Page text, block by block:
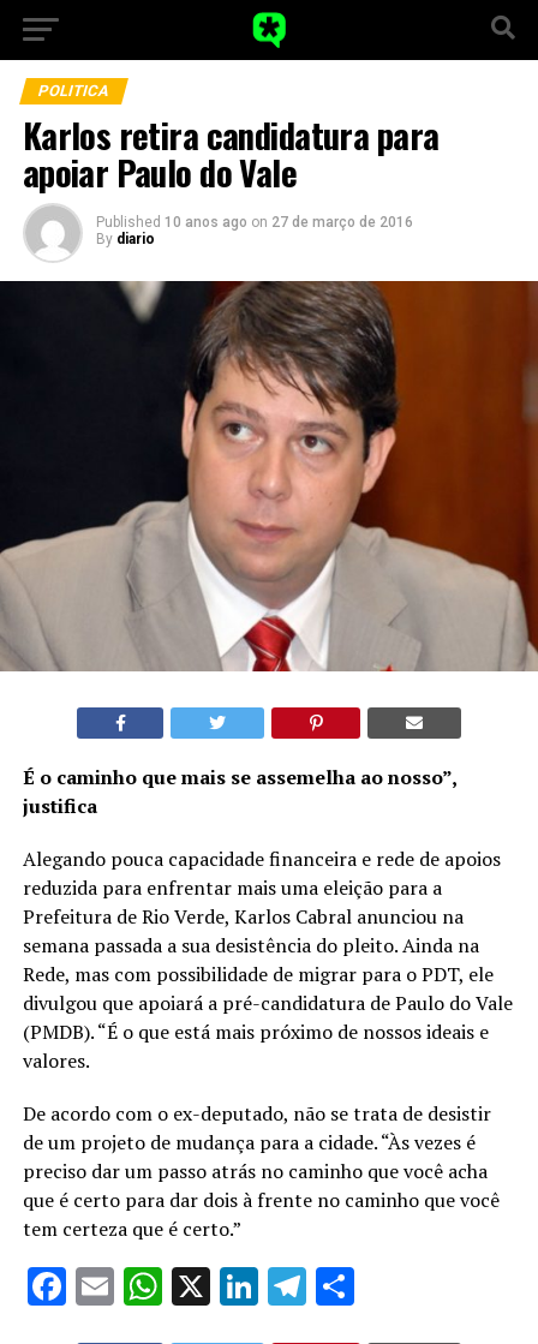
POLITICA
Karlos retira candidatura para
apoiar Paulo do Vale
Published 10 anos ago on 27 de março de 2016
By diario
É o caminho que mais se assemelha ao nosso”,
justifica
Alegando pouca capacidade financeira e rede de apoios
reduzida para enfrentar mais uma eleição para a
Prefeitura de Rio Verde, Karlos Cabral anunciou na
semana passada a sua desistência do pleito. Ainda na
Rede, mas com possibilidade de migrar para o PDT, ele
divulgou que apoiará a pré-candidatura de Paulo do Vale
(PMDB). “É o que está mais próximo de nossos ideais e
valores.
De acordo com o ex-deputado, não se trata de desistir
de um projeto de mudança para a cidade. “Às vezes é
preciso dar um passo atrás no caminho que você acha
que é certo para dar dois à frente no caminho que você
tem certeza que é certo.”
Facebook
EmailWhatsApp
X LinkedIn
Telegram